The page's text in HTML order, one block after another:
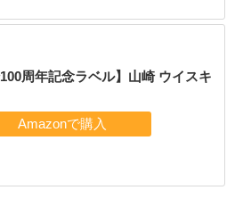
周年記念ラベル】山崎 ウイスキ